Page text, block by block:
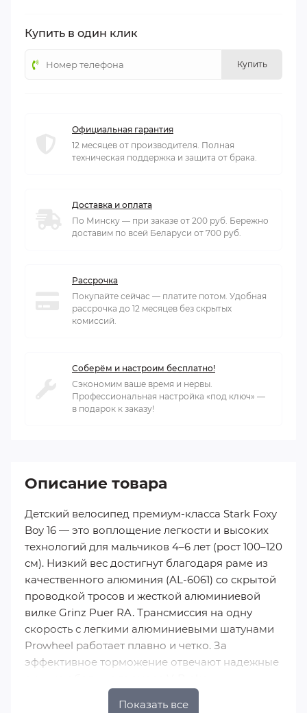
Купить в один клик
Купить
Официальная гарантия
12 месяцев от производителя. Полная
техническая поддержка и защита от брака.
Доставка и оплата
По Минску — при заказе от 200 руб. Бережно
доставим по всей Беларуси от 700 руб.
Рассрочка
Покупайте сейчас — платите потом. Удобная
рассрочка до 12 месяцев без скрытых
комиссий.
Соберём и настроим бесплатно!
Сэкономим ваше время и нервы.
Профессиональная настройка «под ключ» —
в подарок к заказу!
Описание товара
Детский велосипед премиум-класса Stark Foxy
Boy 16 — это воплощение легкости и высоких
технологий для мальчиков 4–6 лет (рост 100–120
см). Низкий вес достигнут благодаря раме из
качественного алюминия (AL-6061) со скрытой
проводкой тросов и жесткой алюминиевой
вилке Grinz Puer RA. Трансмиссия на одну
скорость с легкими алюминиевыми шатунами
Prowheel работает плавно и четко. За
эффективное торможение отвечают надежные
установленные на переднем и заднем колесах.
Показать все